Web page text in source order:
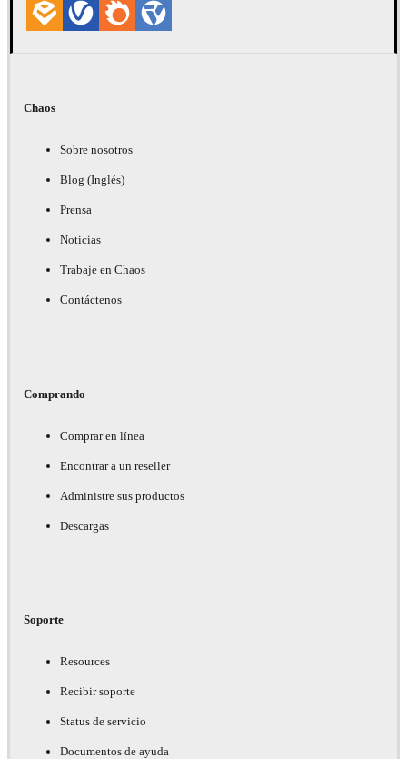
Chaos
Sobre nosotros
Blog (Inglés)
Prensa
Noticias
Trabaje en Chaos
Contáctenos
Comprando
Comprar en línea
Encontrar a un reseller
Administre sus productos
Descargas
Soporte
Resources
Recibir soporte
Status de servicio
Documentos de ayuda